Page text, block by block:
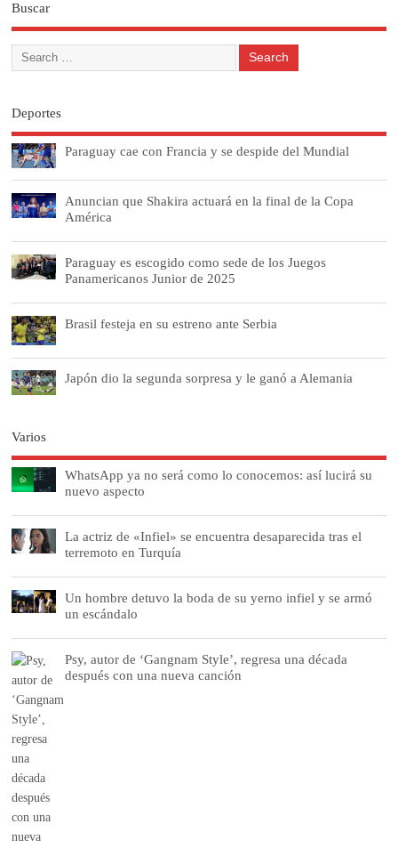
Buscar
Deportes
Paraguay cae con Francia y se despide del Mundial
Anuncian que Shakira actuará en la final de la Copa
América
Paraguay es escogido como sede de los Juegos
Panamericanos Junior de 2025
Brasil festeja en su estreno ante Serbia
Japón dio la segunda sorpresa y le ganó a Alemania
Varios
WhatsApp ya no será como lo conocemos: así lucirá su
nuevo aspecto
La actriz de «Infiel» se encuentra desaparecida tras el
terremoto en Turquía
Un hombre detuvo la boda de su yerno infiel y se armó
un escándalo
Psy, autor de ‘Gangnam Style’, regresa una década
después con una nueva canción